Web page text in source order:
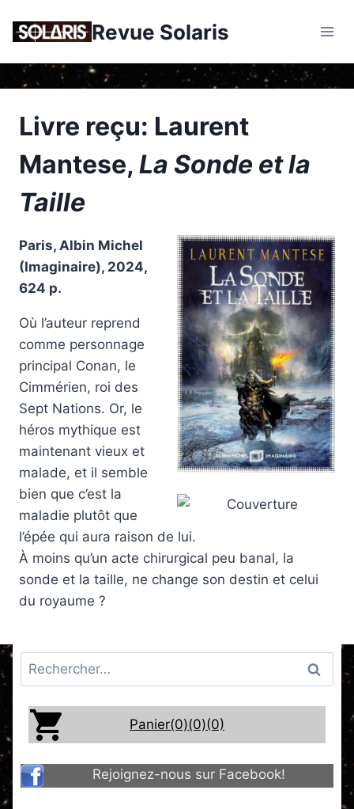
Revue Solaris
Livre reçu: Laurent
Mantese, La Sonde et la
Taille
Paris, Albin Michel
(Imaginaire), 2024,
624 p.
Où l’auteur reprend
comme personnage
principal Conan, le
Cimmérien, roi des
Sept Nations. Or, le
héros mythique est
maintenant vieux et
malade, et il semble
bien que c’est la
maladie plutôt que
l’épée qui aura raison de lui.
À moins qu’un acte chirurgical peu banal, la
sonde et la taille, ne change son destin et celui
du royaume ?
Rechercher :
Panier(0)(0)(0)
Rejoignez-nous sur Facebook!